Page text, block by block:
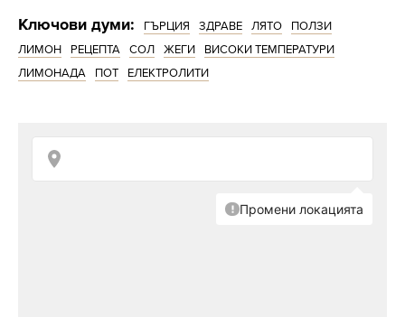
Ключови думи: ГЪРЦИЯ ЗДРАВЕ ЛЯТО
ПОЛЗИ
ЛИМОН
РЕЦЕПТА СОЛ ЖЕГИ
ВИСОКИ ТЕМПЕРАТУРИ
ЛИМОНАДА
ПОТ ЕЛЕКТРОЛИТИ